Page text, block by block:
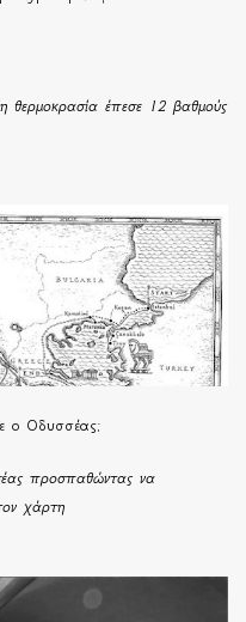
θερμοκρασία έπεσε 12 βαθμούς
ο Οδυσσέας;
προσπαθώντας να
χάρτη